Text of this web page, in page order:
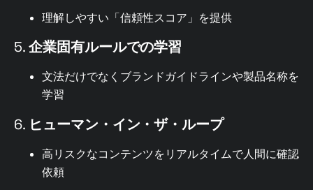
理解しやすい「信頼性スコア」を提供
5.企業固有ルールでの学習
文法だけでなくブランドガイドラインや製品名称を
学習
6. ヒューマン・イン・ザ・ループ
高リスクなコンテンツをリアルタイムで人間に確認
依頼